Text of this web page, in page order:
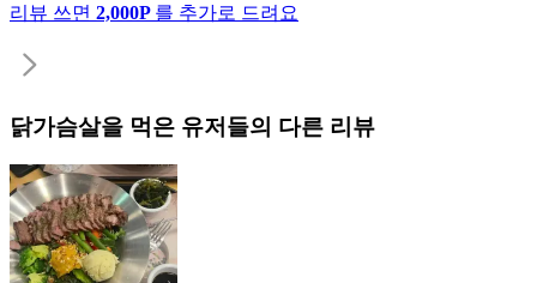
리뷰 쓰면 2,000P 를 추가로 드려요
닭가슴살을 먹은 유저들의 다른 리뷰